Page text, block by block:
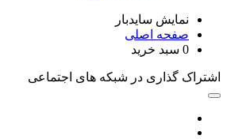
نمایش سایدبار
صفحه اصلی
0 سبد خرید
اشتراک گذاری در شبکه های اجتماعی